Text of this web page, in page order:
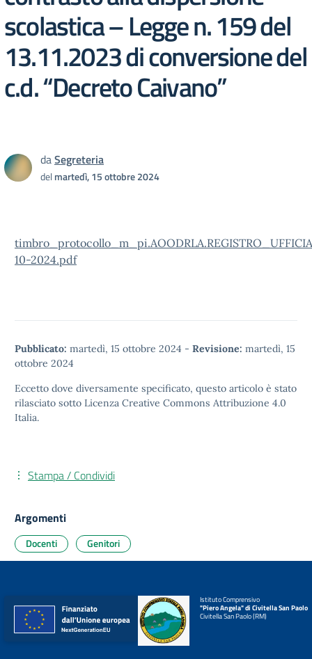
scolastica – Legge n. 159 del
13.11.2023 di conversione del
c.d. “Decreto Caivano”
daSegreteria
delmartedì, 15 ottobre 2024
10-2024.pdf
Pubblicato: martedì, 15 ottobre 2024 - Revisione: martedì, 15
ottobre 2024
Eccetto dove diversamente specificato, questo articolo è stato
rilasciato sotto Licenza Creative Commons Attribuzione 4.0
Italia.
Stampa / Condividi
Argomenti
Docenti Genitori
Istituto Comprensivo
"Piero Angela" di Civitella San Paolo
Civitella San Paolo (RM)